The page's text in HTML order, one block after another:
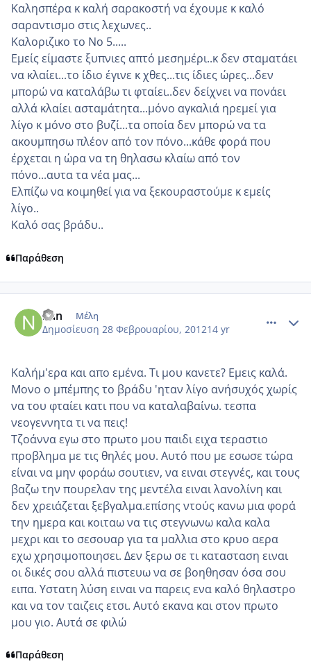
Καλησπέρα κ καλή σαρακοστή να έχουμε κ καλό
σαραντισμο στις λεχωνες..
Καλοριζικο το Νο 5.....
Εμείς είμαστε ξυπνιες απτό μεσημέρι..κ δεν σταματάει
να κλαίει...το ίδιο έγινε κ χθες...τις ίδιες ώρες...δεν
μπορώ να καταλάβω τι φταίει..δεν δείχνει να πονάει
αλλά κλαίει ασταμάτητα...μόνο αγκαλιά ηρεμεί για
λίγο κ μόνο στο βυζί...τα οποία δεν μπορώ να τα
ακουμπησω πλέον από τον πόνο...κάθε φορά που
έρχεται η ώρα να τη θηλασω κλαίω από τον
πόνο...αυτα τα νέα μας...
Ελπίζω να κοιμηθεί για να ξεκουραστούμε κ εμείς
λίγο..
Καλό σας βράδυ..
Παράθεση
nan Μέλη
Δημοσίευση 28 Φεβρουαρίου, 201214 yr
Καλήμ'ερα και απο εμένα. Τι μου κανετε? Εμεις καλά.
Μονο ο μπέμπης το βράδυ 'ηταν λίγο ανήσυχός χωρίς
να του φταίει κατι που να καταλαβαίνω. τεσπα
νεογεννητα τι να πεις!
Τζοάννα εγω στο πρωτο μου παιδι ειχα τεραστιο
προβλημα με τις θηλές μου. Αυτό που με εσωσε τώρα
είναι να μην φοράω σουτιεν, να ειναι στεγνές, και τους
βαζω την πουρελαν της μεντέλα ειναι λανολίνη και
δεν χρειάζεται ξεβγαλμα.επίσης ντούς κανω μια φορά
την ημερα και κοιταω να τις στεγνωνω καλα καλα
μεχρι και το σεσουαρ για τα μαλλια στο κρυο αερα
εχω χρησιμοποιησει. Δεν ξερω σε τι κατασταση ειναι
οι δικές σου αλλά πιστευω να σε βοηθησαν όσα σου
ειπα. Υστατη λύση ειναι να παρεις ενα καλό θηλαστρο
και να τον ταιζεις ετσι. Αυτό εκανα και στον πρωτο
μου γιο. Αυτά σε φιλώ
Παράθεση